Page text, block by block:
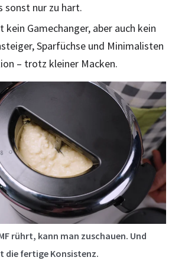
sonst nur zu hart.
kein Gamechanger, aber auch kein
Sparfüchse und Minimalisten
– trotz kleiner Macken.
rührt, kann man zuschauen. Und
die fertige Konsistenz.